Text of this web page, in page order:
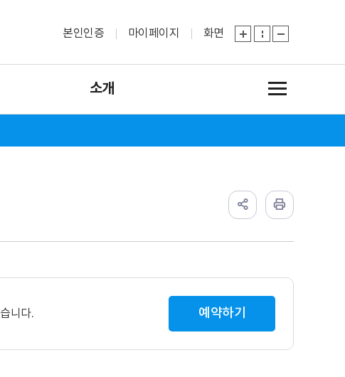
본인인증 마이페이지 화면
소개
니다. 예약하기